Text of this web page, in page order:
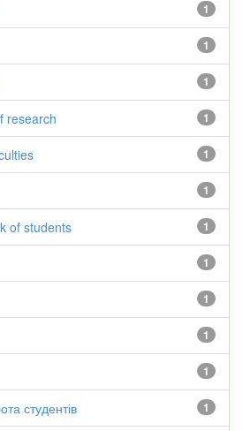
1
1
1
1
research
1
1
1
of students
1
1
1
1
1
студентів